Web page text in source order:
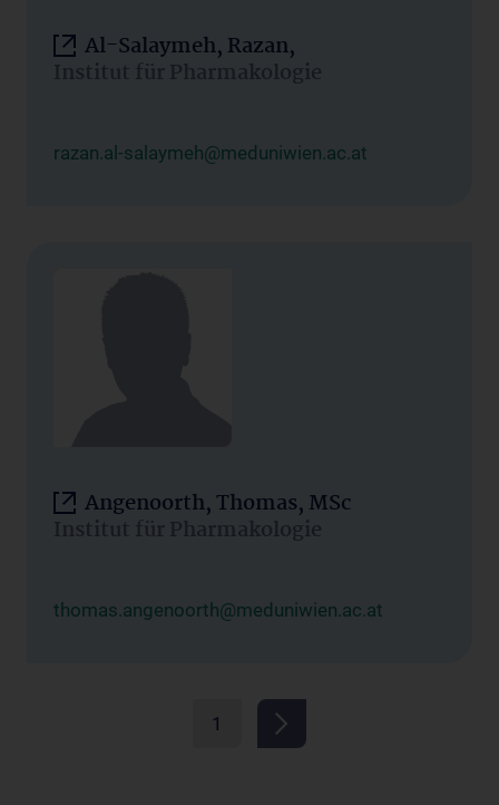
Al-Salaymeh, Razan,
Institut für Pharmakologie
razan.al-salaymeh@meduniwien.ac.at
Angenoorth, Thomas, MSc
Institut für Pharmakologie
thomas.angenoorth@meduniwien.ac.at
1